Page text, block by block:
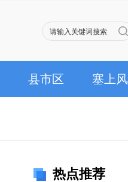
县市区 塞上风
热点推荐